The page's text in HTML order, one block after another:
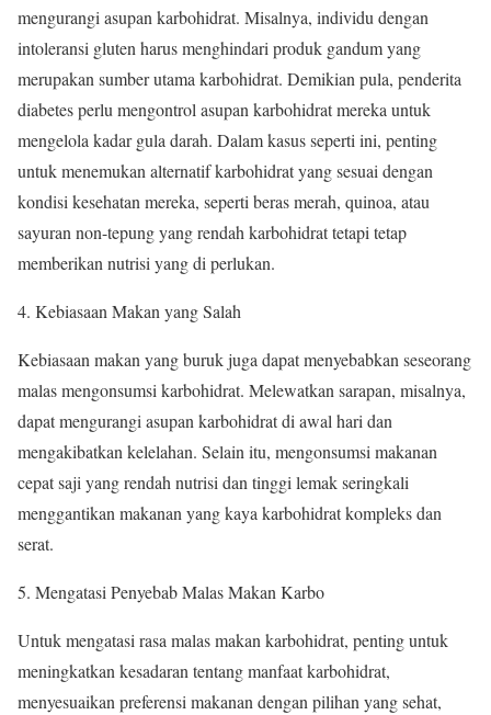
mengurangi asupan karbohidrat. Misalnya, individu dengan
intoleransi gluten harus menghindari produk gandum yang
merupakan sumber utama karbohidrat. Demikian pula, penderita
diabetes perlu mengontrol asupan karbohidrat mereka untuk
mengelola kadar gula darah. Dalam kasus seperti ini, penting
untuk menemukan alternatif karbohidrat yang sesuai dengan
kondisi kesehatan mereka, seperti beras merah, quinoa, atau
sayuran non-tepung yang rendah karbohidrat tetapi tetap
memberikan nutrisi yang di perlukan.
4. Kebiasaan Makan yang Salah
Kebiasaan makan yang buruk juga dapat menyebabkan seseorang
malas mengonsumsi karbohidrat. Melewatkan sarapan, misalnya,
dapat mengurangi asupan karbohidrat di awal hari dan
mengakibatkan kelelahan. Selain itu, mengonsumsi makanan
cepat saji yang rendah nutrisi dan tinggi lemak seringkali
menggantikan makanan yang kaya karbohidrat kompleks dan
serat.
5. Mengatasi Penyebab Malas Makan Karbo
Untuk mengatasi rasa malas makan karbohidrat, penting untuk
meningkatkan kesadaran tentang manfaat karbohidrat,
menyesuaikan preferensi makanan dengan pilihan yang sehat,